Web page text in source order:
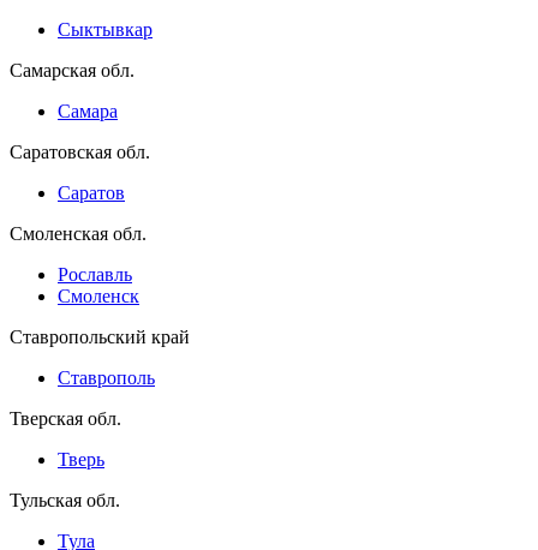
Сыктывкар
Самарская обл.
Самара
Саратовская обл.
Саратов
Смоленская обл.
Рославль
Смоленск
Ставропольский край
Ставрополь
Тверская обл.
Тверь
Тульская обл.
Тула